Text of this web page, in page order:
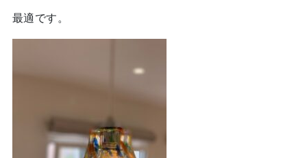
最適です。